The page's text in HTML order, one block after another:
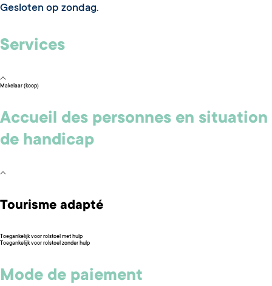
Gesloten op zondag.
Services
Makelaar (koop)
Accueil des personnes en situation
de handicap
Tourisme adapté
Toegankelijk voor rolstoel met hulp
Toegankelijk voor rolstoel zonder hulp
Mode de paiement